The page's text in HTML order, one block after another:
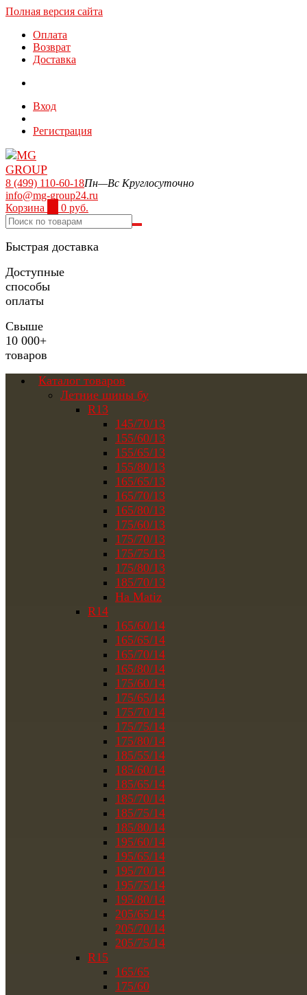
Полная версия сайта
Оплата
Возврат
Доставка
Вход
Регистрация
8 (499) 110-60-18Пн—Вс Круглосуточно
info@mg-group24.ru
Корзина
0 руб.
Быстрая доставка
Доступные
способы
оплаты
Свыше
10 000+
товаров
Каталог товаров
Летние шины бу
R13
145/70/13
155/60/13
155/65/13
155/80/13
165/65/13
165/70/13
165/80/13
175/60/13
175/70/13
175/75/13
175/80/13
185/70/13
На Matiz
R14
165/60/14
165/65/14
165/70/14
165/80/14
175/60/14
175/65/14
175/70/14
175/75/14
175/80/14
185/55/14
185/60/14
185/65/14
185/70/14
185/75/14
185/80/14
195/60/14
195/65/14
195/70/14
195/75/14
195/80/14
205/65/14
205/70/14
205/75/14
R15
165/65
175/60